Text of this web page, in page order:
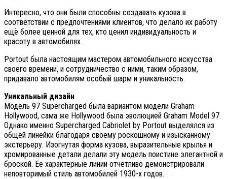
Интересно, что они были способны создавать кузова в
соответствии с предпочтениями клиентов, что делало их работу
ещё более ценной для тех, кто ценил индивидуальность и
красоту в автомобилях.
Portout была настоящим мастером автомобильного искусства
своего времени, и сотрудничество с ними, таким образом,
придавало автомобилям особый шарм и уникальность.
Уникальный дизайн
Модель 97 Supercharged была вариантом модели Graham
Hollywood, сама же Hollywood была эволюцией Graham Model 97.
Однако именно Supercharged Cabriolet by Portout выделялся из
общей линейки благодаря своему роскошному и изысканному
экстерьеру. Изогнутая форма кузова, выразительные крылья и
хромированные детали делали эту модель поистине элегантной и
броской. Ее характерные линии отчетливо демонстрировали
неповторимый стиль автомобилей 1930-х годов.